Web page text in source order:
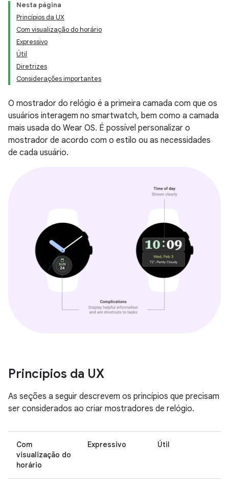
Nesta página
Princípios da UX
Com visualização do horário
Expressivo
Útil
Diretrizes
Considerações importantes
O mostrador do relógio é a primeira camada com que os
usuários interagem no smartwatch, bem como a camada
mais usada do Wear OS. É possível personalizar o
mostrador de acordo com o estilo ou as necessidades
de cada usuário.
Princípios da UX
As seções a seguir descrevem os princípios que precisam
ser considerados ao criar mostradores de relógio.
Com
visualização do
horário
Expressivo Útil